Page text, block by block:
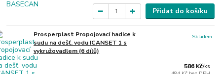
Přidat do košíku
Prosperplast Propojovací hadice k
sudu na dešť. vodu ICANSET 1 s
vykružovadlem (6 dílů)
586 Kč/ks
Skladem